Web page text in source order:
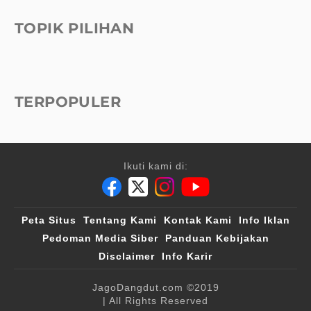
TOPIK PILIHAN
TERPOPULER
Ikuti kami di:
Peta Situs Tentang Kami Kontak Kami
Info Iklan
Pedoman Media Siber
Panduan Kebijakan
Disclaimer
Info Karir
JagoDangdut.com ©2019
| All Rights Reserved